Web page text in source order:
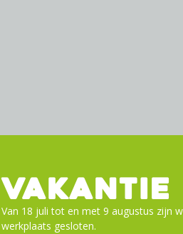
VAKANTIE
Van 18 juli tot en met 9 augustus zijn
werkplaats gesloten.